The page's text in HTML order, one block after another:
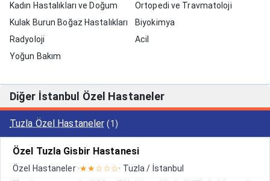
Kadın Hastalıkları ve Doğum
Ortopedi ve Travmatoloji
Kulak Burun Boğaz Hastalıkları
Biyokimya
Radyoloji
Acil
Yoğun Bakım
Diğer İstanbul Özel Hastaneler
Tuzla Özel Hastaneler (1)
Özel Tuzla Gisbir Hastanesi
Özel Hastaneler ·★★☆☆☆· Tuzla / İstanbul